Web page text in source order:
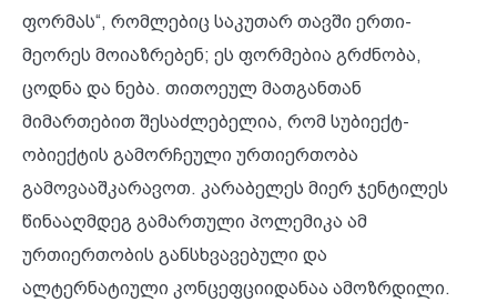
ფორმას“, რომლებიც საკუთარ თავში ერთი-
მეორეს მოიაზრებენ; ეს ფორმებია გრძნობა,
ცოდნა და ნება. თითოეულ მათგანთან
მიმართებით შესაძლებელია, რომ სუბიექტ-
ობიექტის გამორჩეული ურთიერთობა
გამოვააშკარავოთ. კარაბელეს მიერ ჯენტილეს
წინააღმდეგ გამართული პოლემიკა ამ
ურთიერთობის განსხვავებული და
ალტერნატიული კონცეფციიდანაა ამოზრდილი.